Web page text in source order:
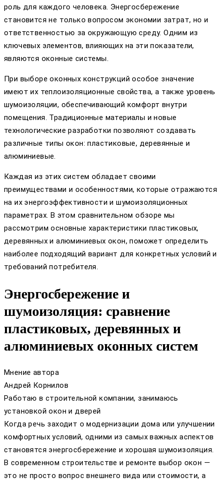
роль для каждого человека. Энергосбережение
становится не только вопросом экономии затрат, но и
ответственностью за окружающую среду. Одним из
ключевых элементов, влияющих на эти показатели,
являются оконные системы.
При выборе оконных конструкций особое значение
имеют их теплоизоляционные свойства, а также уровень
шумоизоляции, обеспечивающий комфорт внутри
помещения. Традиционные материалы и новые
технологические разработки позволяют создавать
различные типы окон: пластиковые, деревянные и
алюминиевые.
Каждая из этих систем обладает своими
преимуществами и особенностями, которые отражаются
на их энергоэффективности и шумоизоляционных
параметрах. В этом сравнительном обзоре мы
рассмотрим основные характеристики пластиковых,
деревянных и алюминиевых окон, поможет определить
наиболее подходящий вариант для конкретных условий и
требований потребителя.
Энергосбережение и
шумоизоляция: сравнение
пластиковых, деревянных и
алюминиевых оконных систем
Мнение автора
Андрей Корнилов
Работаю в строительной компании, занимаюсь
установкой окон и дверей
Когда речь заходит о модернизации дома или улучшении
комфортных условий, одними из самых важных аспектов
становятся энергосбережение и хорошая шумоизоляция.
В современном строительстве и ремонте выбор окон —
это не просто вопрос внешнего вида или стоимости, а